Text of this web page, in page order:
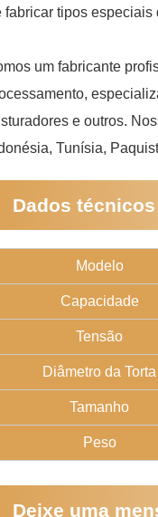
fabricar tipos especiais
um fabricante
e outros.
Tunísia,
Dados técnicos
Modelo
Capacidade
Tensão
Diâmetro da Torta
Tamanho
Peso
Deixe uma